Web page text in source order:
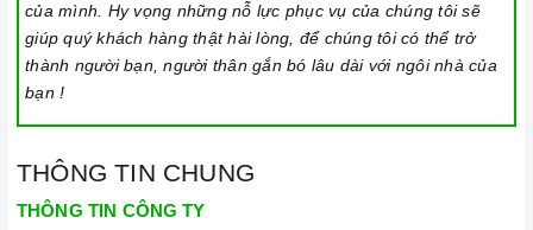
của mình. Hy vọng những nỗ lực phục vụ của chúng tôi sẽ
giúp quý khách hàng thật hài lòng, để chúng tôi có thể trở
thành người bạn, người thân gắn bó lâu dài với ngôi nhà của
bạn !
THÔNG TIN CHUNG
THÔNG TIN CÔNG TY